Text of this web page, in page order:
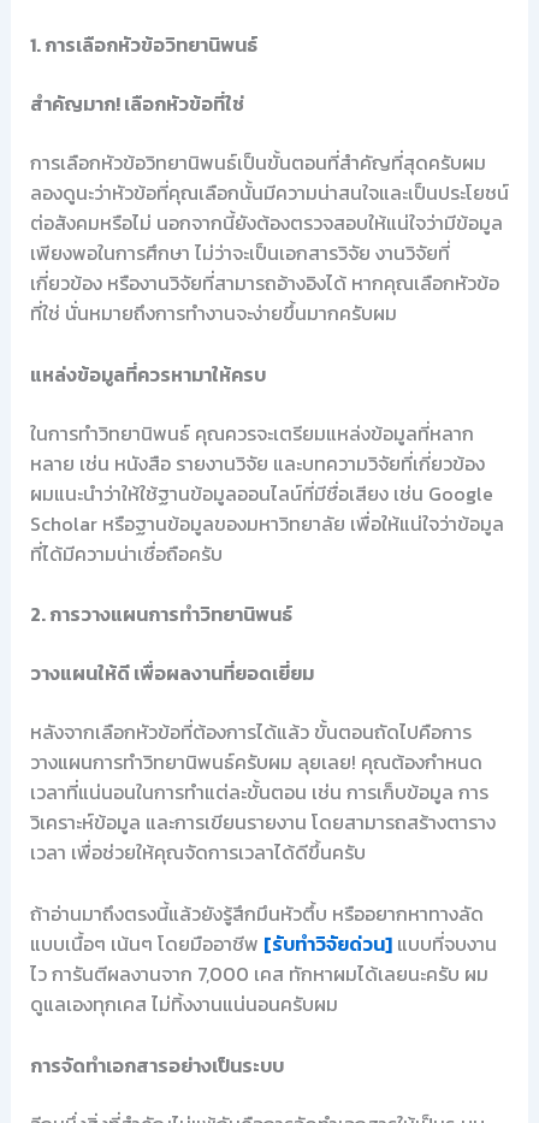
1. การเลือกหัวข้อวิทยานิพนธ์
สำคัญมาก! เลือกหัวข้อที่ใช่
การเลือกหัวข้อวิทยานิพนธ์เป็นขั้นตอนที่สำคัญที่สุดครับผม
ลองดูนะว่าหัวข้อที่คุณเลือกนั้นมีความน่าสนใจและเป็นประโยชน์
ต่อสังคมหรือไม่ นอกจากนี้ยังต้องตรวจสอบให้แน่ใจว่ามีข้อมูล
เพียงพอในการศึกษา ไม่ว่าจะเป็นเอกสารวิจัย งานวิจัยที่
เกี่ยวข้อง หรืองานวิจัยที่สามารถอ้างอิงได้ หากคุณเลือกหัวข้อ
ที่ใช่ นั่นหมายถึงการทำงานจะง่ายขึ้นมากครับผม
แหล่งข้อมูลที่ควรหามาให้ครบ
ในการทำวิทยานิพนธ์ คุณควรจะเตรียมแหล่งข้อมูลที่หลาก
หลาย เช่น หนังสือ รายงานวิจัย และบทความวิจัยที่เกี่ยวข้อง
ผมแนะนำว่าให้ใช้ฐานข้อมูลออนไลน์ที่มีชื่อเสียง เช่น Google
Scholar หรือฐานข้อมูลของมหาวิทยาลัย เพื่อให้แน่ใจว่าข้อมูล
ที่ได้มีความน่าเชื่อถือครับ
2. การวางแผนการทำวิทยานิพนธ์
วางแผนให้ดี เพื่อผลงานที่ยอดเยี่ยม
หลังจากเลือกหัวข้อที่ต้องการได้แล้ว ขั้นตอนถัดไปคือการ
วางแผนการทำวิทยานิพนธ์ครับผม ลุยเลย! คุณต้องกำหนด
เวลาที่แน่นอนในการทำแต่ละขั้นตอน เช่น การเก็บข้อมูล การ
วิเคราะห์ข้อมูล และการเขียนรายงาน โดยสามารถสร้างตาราง
เวลา เพื่อช่วยให้คุณจัดการเวลาได้ดีขึ้นครับ
ถ้าอ่านมาถึงตรงนี้แล้วยังรู้สึกมึนหัวตึ้บ หรืออยากหาทางลัด
แบบเนื้อๆ เน้นๆ โดยมืออาชีพ [รับทำวิจัยด่วน]แบบที่จบงาน
ไว การันตีผลงานจาก 7,000 เคส ทักหาผมได้เลยนะครับ ผม
ดูแลเองทุกเคส ไม่ทิ้งงานแน่นอนครับผม
การจัดทำเอกสารอย่างเป็นระบบ